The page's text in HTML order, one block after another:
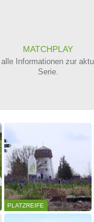
MATCHPLAY
Informationen zur
Serie.
PLATZREIFE